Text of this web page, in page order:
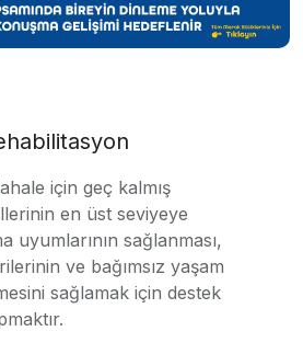
için geç kalmış
en üst seviyeye
uyumlarının sağlanması,
ve bağımsız yaşam
sağlamak için destek